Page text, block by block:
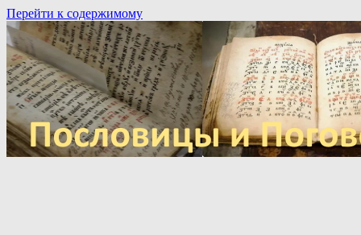
Перейти к содержимому